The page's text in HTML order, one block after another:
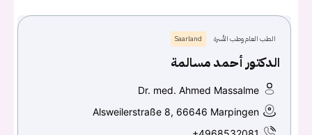
الطب العام وطب الأسرة Saarland
الدكتور أحمد مسالمة
Dr. med. Ahmed Massalme
Alsweilerstraße 8, 66646 Marpingen